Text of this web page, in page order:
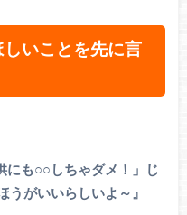
いことを先に言
にも○○しちゃダメ！」じ
うがいいらしいよ～』